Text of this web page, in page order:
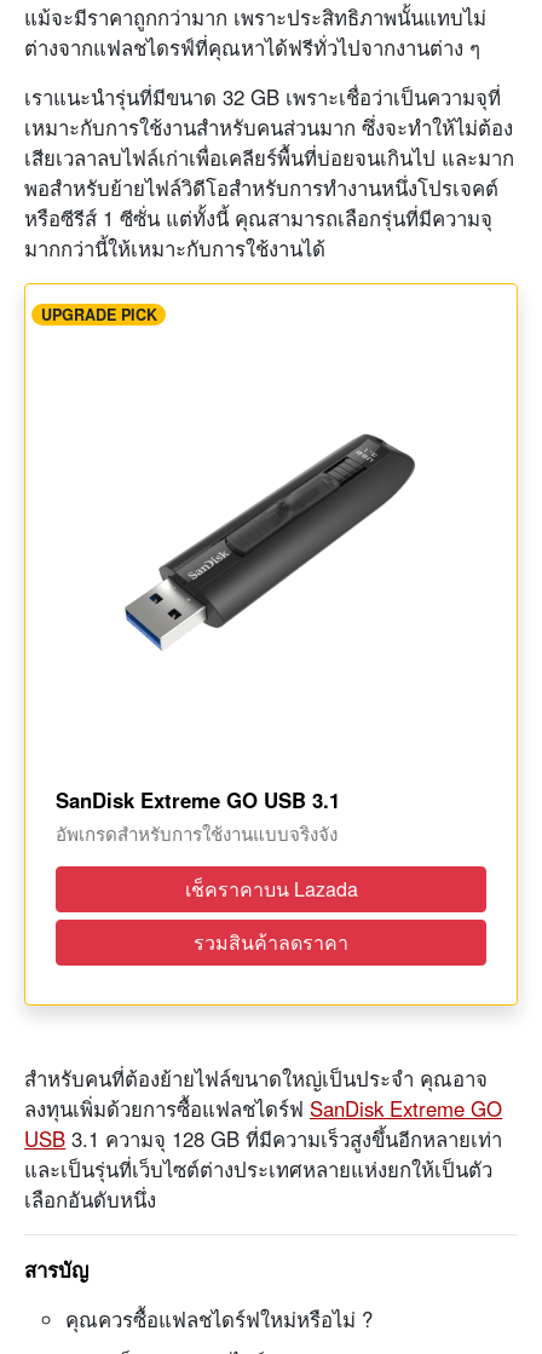
แม้จะมีราคาถูกกว่ามาก เพราะประสิทธิภาพนั้นแทบไม่
ต่างจากแฟลชไดรฟ์ที่คุณหาได้ฟรีทั่วไปจากงานต่าง ๆ
เราแนะนำรุ่นที่มีขนาด 32 GB เพราะเชื่อว่าเป็นความจุที่
เหมาะกับการใช้งานสำหรับคนส่วนมาก ซึ่งจะทำให้ไม่ต้อง
เสียเวลาลบไฟล์เก่าเพื่อเคลียร์พื้นที่บ่อยจนเกินไป และมาก
พอสำหรับย้ายไฟล์วิดีโอสำหรับการทำงานหนึ่งโปรเจคต์
หรือซีรีส์ 1 ซีซั่น แต่ทั้งนี้ คุณสามารถเลือกรุ่นที่มีความจุ
มากกว่านี้ให้เหมาะกับการใช้งานได้
UPGRADE PICK
SanDisk Extreme GO USB 3.1
อัพเกรดสำหรับการใช้งานแบบจริงจัง
เช็คราคาบน Lazada
รวมสินค้าลดราคา
สำหรับคนที่ต้องย้ายไฟล์ขนาดใหญ่เป็นประจำ คุณอาจ
ลงทุนเพิ่มด้วยการซื้อแฟลชไดร์ฟ SanDisk Extreme GO
USB 3.1 ความจุ 128 GB ที่มีความเร็วสูงขึ้นอีกหลายเท่า
และเป็นรุ่นที่เว็บไซต์ต่างประเทศหลายแห่งยกให้เป็นตัว
เลือกอันดับหนึ่ง
สารบัญ
คุณควรซื้อแฟลชไดร์ฟใหม่หรือไม่ ?